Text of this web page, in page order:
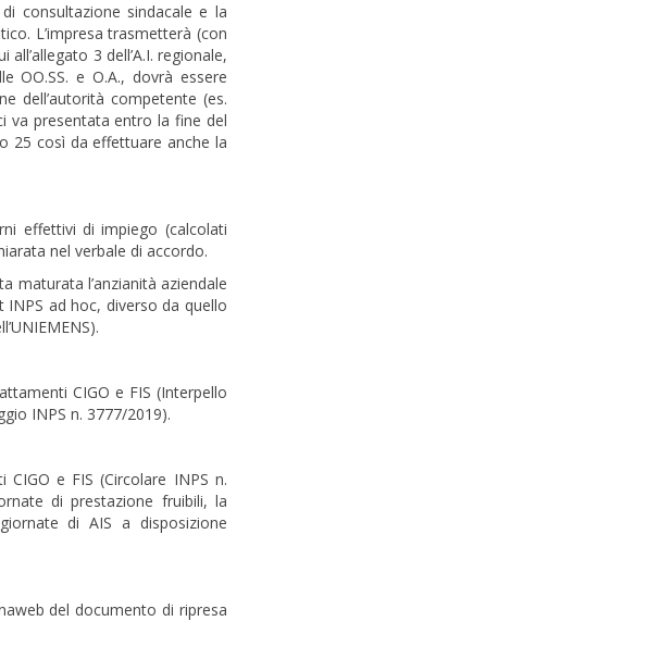
consultazione sindacale e la
L’impresa trasmetterà (con
3 dell’A.I. regionale,
OO.SS. e O.A., dovrà essere
dell’autorità competente (es.
va presentata entro la fine del
25 così da effettuare anche la
effettivi di impiego (calcolati
nel verbale di accordo.
maturata l’anzianità aziendale
ad hoc, diverso da quello
CIGO e FIS (Interpello
INPS n. 3777/2019).
e FIS (Circolare INPS n.
di prestazione fruibili, la
di AIS a disposizione
del documento di ripresa